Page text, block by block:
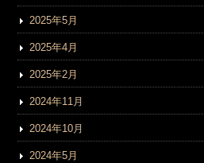
2025年5月
2025年4月
2025年2月
2024年11月
2024年10月
2024年5月